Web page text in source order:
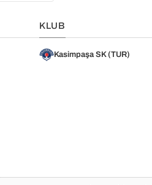
KLUB
Kasimpaşa SK (TUR)